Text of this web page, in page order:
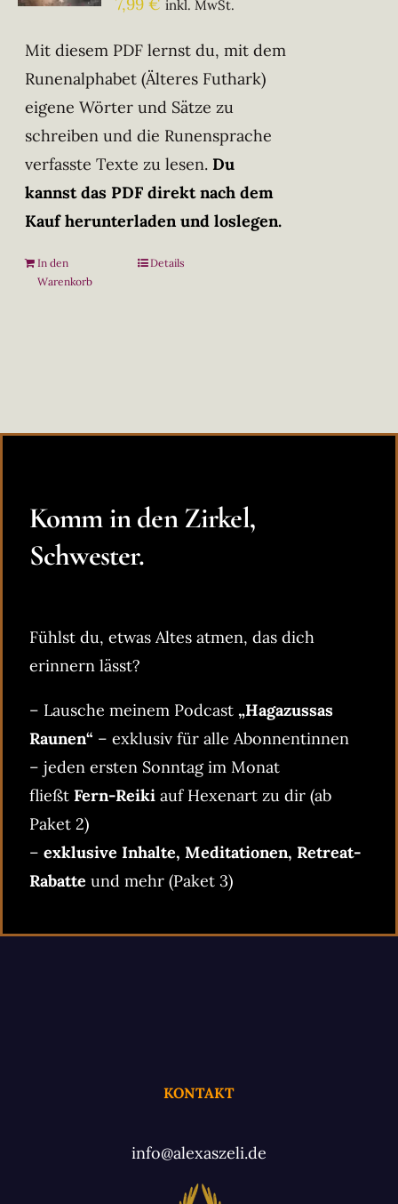
inkl. MwSt.
Mit diesem PDF lernst du, mit dem
Runenalphabet (Älteres Futhark)
eigene Wörter und Sätze zu
schreiben und die Runensprache
verfasste Texte zu lesen. Du
kannst das PDF direkt nach dem
Kauf herunterladen und loslegen.
In den
Warenkorb
Details
Komm in den Zirkel,
Schwester.
Fühlst du, etwas Altes atmen, das dich
erinnern lässt?
– Lausche meinem Podcast „Hagazussas
Raunen“ – exklusiv für alle Abonnentinnen
– jeden ersten Sonntag im Monat
fließt Fern-Reiki auf Hexenart zu dir (ab
Paket 2)
– exklusive Inhalte, Meditationen, Retreat-
Rabatte und mehr (Paket 3)
KONTAKT
info@alexaszeli.de